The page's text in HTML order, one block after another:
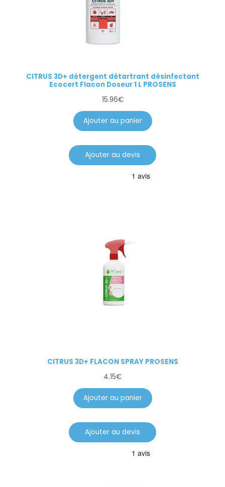
CITRUS 3D+ détergent détartrant désinfectant
Ecocert Flacon Doseur 1 L PROSENS
15.96€
Ajouter au panier
Ajouter au devis
CITRUS 3D+ FLACON SPRAY PROSENS
4.15€
Ajouter au panier
Ajouter au devis